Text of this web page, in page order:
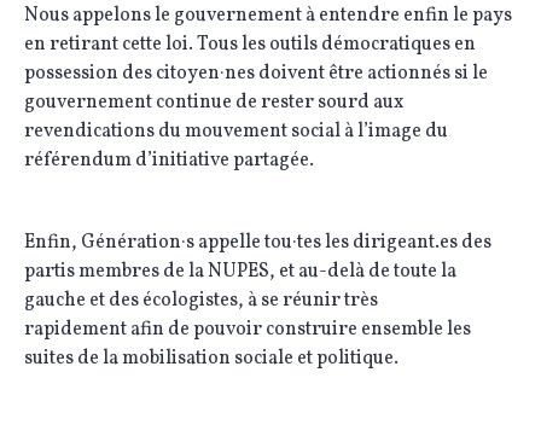
Nous appelons le gouvernement à entendre enfin le pays
en retirant cette loi. Tous les outils démocratiques en
possession des citoyen·nes doivent être actionnés si le
gouvernement continue de rester sourd aux
revendications du mouvement social à l’image du
référendum d’initiative partagée.
Enfin, Génération·s appelle tou·tes les dirigeant.es des
partis membres de la NUPES, et au-delà de toute la
gauche et des écologistes, à se réunir très
rapidement afin de pouvoir construire ensemble les
suites de la mobilisation sociale et politique.